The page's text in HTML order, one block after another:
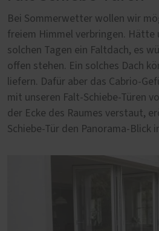
Bei Sommerwetter wollen wir
freiem Himmel verbringen. Hätte
solchen Tagen ein Faltdach, es
offen stehen. Ein solches Dach
liefern. Dafür aber das Cabrio-
mit unseren Falt-Schiebe-Türen
der Ecke des Raumes verstaut,
Schiebe-Tür den Panorama-Blick